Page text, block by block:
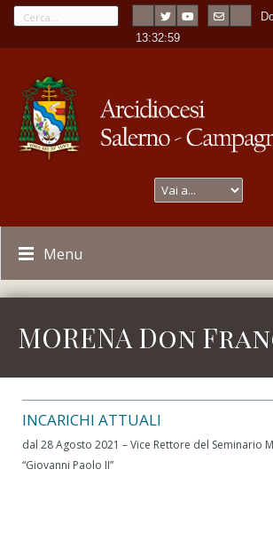
13:32:59
Menu
MORENA Don
INCARICHI ATTUALI
dal 28 Agosto 2021 – Vice Rettore del Seminario
“Giovanni Paolo II”